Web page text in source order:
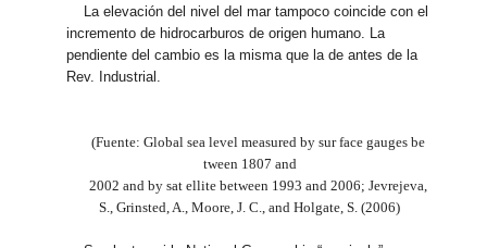
La elevación del nivel del mar tampoco coincide con el
incremento de hidrocarburos de origen humano. La
pendiente del cambio es la misma que la de antes de la
Rev. Industrial.
(Fuente: Global sea level measured by sur face gauges be
tween 1807 and
2002 and by sat ellite between 1993 and 2006; Jevrejeva,
S., Grinsted, A., Moore, J. C., and Holgate, S. (2006)